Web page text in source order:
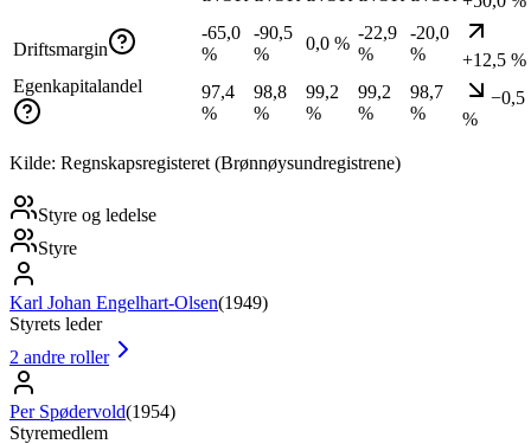
Driftsmargin
-65,0
%
-90,5
%
0,0 %
-22,9
%
-20,0
%
+12,5 %
Egenkapitalandel
97,4
%
98,8
%
99,2
%
99,2
%
98,7
%
−0,5
%
Kilde: Regnskapsregisteret (Brønnøysundregistrene)
Styre og ledelse
Styre
Karl Johan Engelhart-Olsen(1949)
Styrets leder
2 andre roller
Per Spødervold(1954)
Styremedlem